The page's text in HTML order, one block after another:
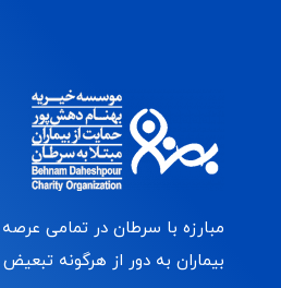
مبارزه با سرطان در تمامی
بیماران به دور از هرگونه تبعیض